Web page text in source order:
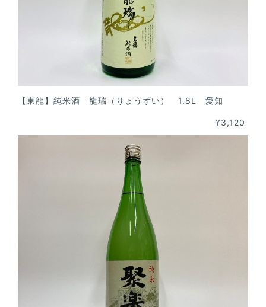
【東龍】純米酒 龍瑞（りょうずい） 1.8L 愛知
¥3,120